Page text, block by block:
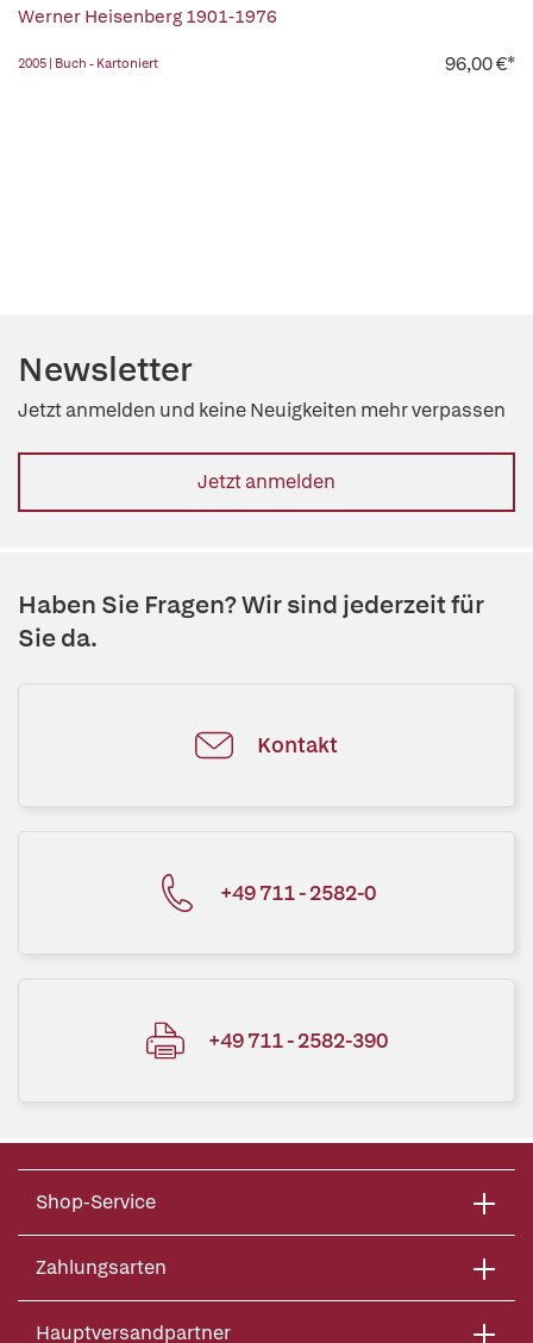
Werner Heisenberg 1901-1976
2005 | Buch - Kartoniert 96,00 €*
Newsletter
Jetzt anmelden und keine Neuigkeiten mehr verpassen
Jetzt anmelden
Haben Sie Fragen? Wir sind jederzeit für
Sie da.
Kontakt
+49 711 - 2582-0
+49 711 - 2582-390
Shop-Service
Zahlungsarten
Hauptversandpartner